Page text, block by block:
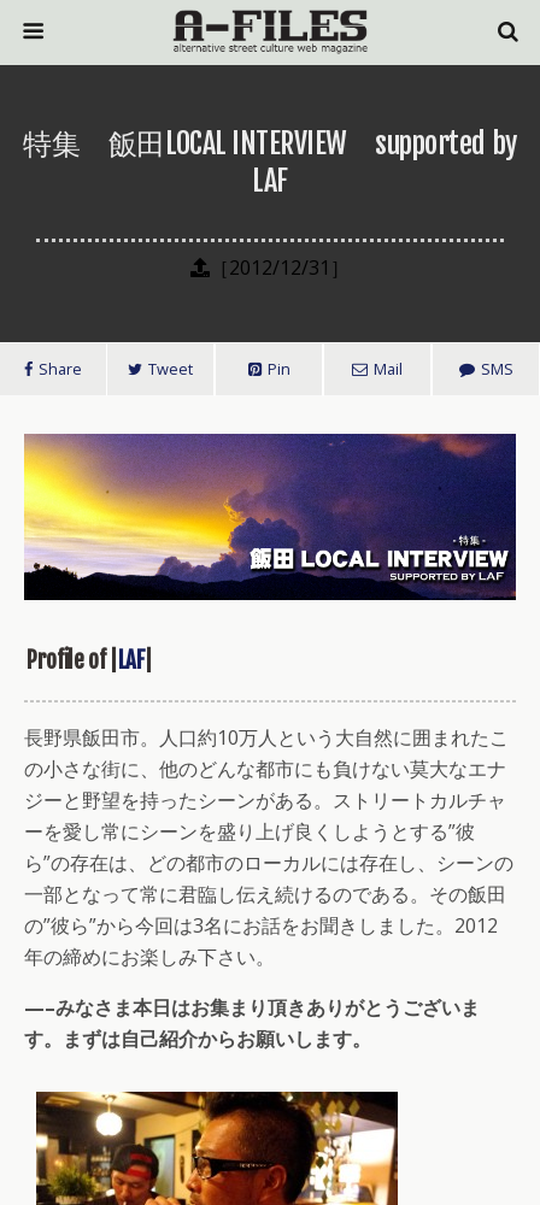
特集 飯田LOCAL INTERVIEW supported by
LAF
［2012/12/31］
Share Tweet Pin Mail SMS
Profile of | LAF|
長野県飯田市。人口約10万人という大自然に囲まれたこ
の小さな街に、他のどんな都市にも負けない莫大なエナ
ジーと野望を持ったシーンがある。ストリートカルチャ
ーを愛し常にシーンを盛り上げ良くしようとする”彼
ら”の存在は、どの都市のローカルには存在し、シーンの
一部となって常に君臨し伝え続けるのである。その飯田
の”彼ら”から今回は3名にお話をお聞きしました。2012
年の締めにお楽しみ下さい。
—–みなさま本日はお集まり頂きありがとうございま
す。まずは自己紹介からお願いします。